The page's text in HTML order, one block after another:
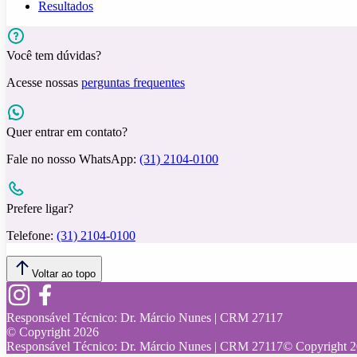
Resultados
Você tem dúvidas?
Acesse nossas perguntas frequentes
Quer entrar em contato?
Fale no nosso WhatsApp: (31) 2104-0100
Prefere ligar?
Telefone: (31) 2104-0100
Voltar ao topo
Responsável Técnico: Dr. Márcio Nunes | CRM 27117
© Copyright 2026
Responsável Técnico: Dr. Márcio Nunes | CRM 27117© Copyright